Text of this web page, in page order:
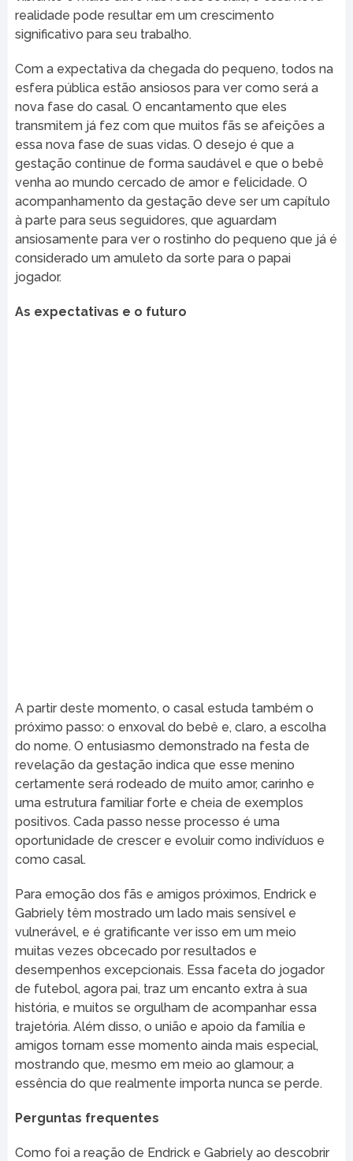
realidade pode resultar em um crescimento
significativo para seu trabalho.
Com a expectativa da chegada do pequeno, todos na
esfera pública estão ansiosos para ver como será a
nova fase do casal. O encantamento que eles
transmitem já fez com que muitos fãs se afeições a
essa nova fase de suas vidas. O desejo é que a
gestação continue de forma saudável e que o bebê
venha ao mundo cercado de amor e felicidade. O
acompanhamento da gestação deve ser um capítulo
à parte para seus seguidores, que aguardam
ansiosamente para ver o rostinho do pequeno que já é
considerado um amuleto da sorte para o papai
jogador.
As expectativas e o futuro
A partir deste momento, o casal estuda também o
próximo passo: o enxoval do bebê e, claro, a escolha
do nome. O entusiasmo demonstrado na festa de
revelação da gestação indica que esse menino
certamente será rodeado de muito amor, carinho e
uma estrutura familiar forte e cheia de exemplos
positivos. Cada passo nesse processo é uma
oportunidade de crescer e evoluir como indivíduos e
como casal.
Para emoção dos fãs e amigos próximos, Endrick e
Gabriely têm mostrado um lado mais sensível e
vulnerável, e é gratificante ver isso em um meio
muitas vezes obcecado por resultados e
desempenhos excepcionais. Essa faceta do jogador
de futebol, agora pai, traz um encanto extra à sua
história, e muitos se orgulham de acompanhar essa
trajetória. Além disso, o união e apoio da família e
amigos tornam esse momento ainda mais especial,
mostrando que, mesmo em meio ao glamour, a
essência do que realmente importa nunca se perde.
Perguntas frequentes
Como foi a reação de Endrick e Gabriely ao descobrir